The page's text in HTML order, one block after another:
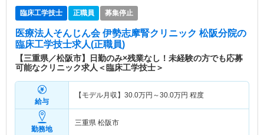
臨床工学技士 正職員 募集停止
医療法人そんじん会 伊勢志摩腎クリニック 松阪分院の
臨床工学技士求人(正職員)
【三重県／松阪市】日勤のみ×残業なし！未経験の方でも応募
可能なクリニック求人＜臨床工学技士＞
給与
【モデル月収】 30.0万円～30.0万円 程度
勤務地
三重県 松阪市